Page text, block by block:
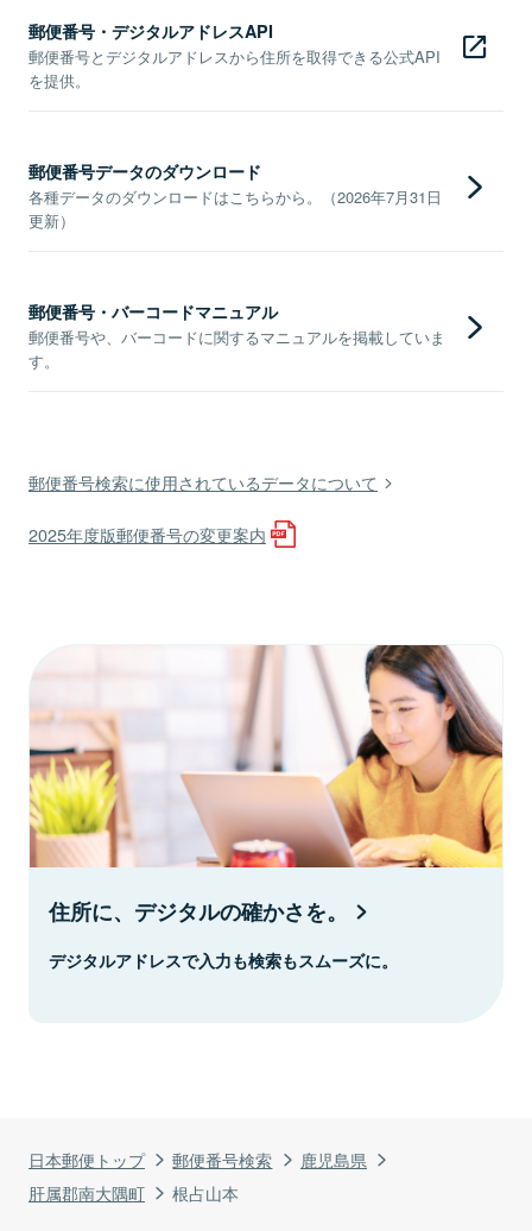
日本郵便トップ 郵便番号検索
鹿児島県
肝属郡南大隅町
根占山本
郵便番号・デジタルアドレスAPI
郵便番号とデジタルアドレスから住所を取得できる公式API
を提供。
郵便番号データのダウンロード
各種データのダウンロードはこちらから。（2026年7月31日
更新）
郵便番号・バーコードマニュアル
郵便番号や、バーコードに関するマニュアルを掲載していま
す。
郵便番号検索に使用されているデータについて
2025年度版郵便番号の変更案内
住所に、デジタルの確かさを。
デジタルアドレスで入力も検索もスムーズに。